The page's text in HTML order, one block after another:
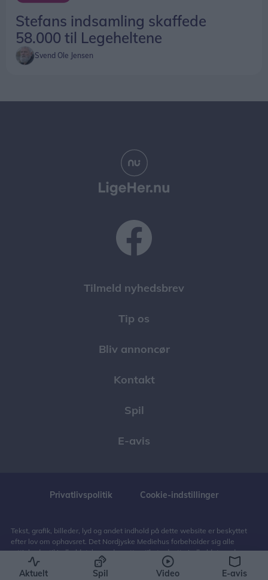
Stefans indsamling skaffede
58.000 til Legeheltene
Svend Ole Jensen
Tilmeld nyhedsbrev
Tip os
Bliv annoncør
Kontakt
Spil
E-avis
Privatlivspolitik Cookie-indstillinger
Tekst, grafik, billeder, lyd og andet indhold på dette website er beskyttet
efter lov om ophavsret. Det Nordjyske Mediehus forbeholder sig alle
rettigheder til indholdet, herunder retten til at udnytte indholdet med
henblik på tekst- og datamining, jf. ophavsretslovens § 11 b og DSM-
direktivets artikel 4.
Aktuelt Spil Video E-avis